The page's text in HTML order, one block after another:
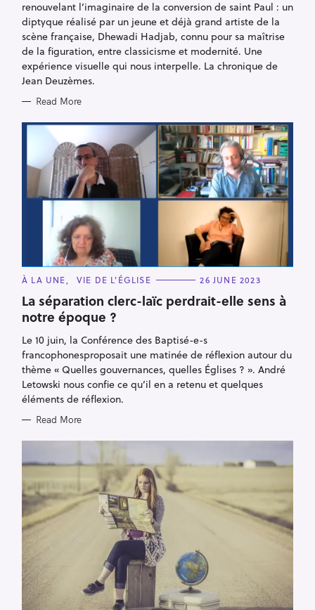
E
S
renouvelant l’imaginaire de la conversion de saint Paul : un
diptyque réalisé par un jeune et déjà grand artiste de la
scène française, Dhewadi Hadjab, connu pour sa maîtrise
de la figuration, entre classicisme et modernité. Une
expérience visuelle qui nous interpelle. La chronique de
Jean Deuzèmes.
Read More
C
T
E
G
O
R
I
E
S
À LA UNE VIE DE L'ÉGLISE 26 JUNE 2023
La séparation clerc-laïc perdrait-elle sens à
notre époque ?
Le 10 juin, la Conférence des Baptisé-e-s
francophonesproposait une matinée de réflexion autour du
thème « Quelles gouvernances, quelles Églises ? ». André
Letowski nous confie ce qu’il en a retenu et quelques
éléments de réflexion.
Read More